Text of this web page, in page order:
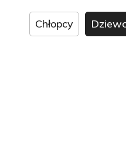
Kamizelki,
Kombinezony
Chłopcy